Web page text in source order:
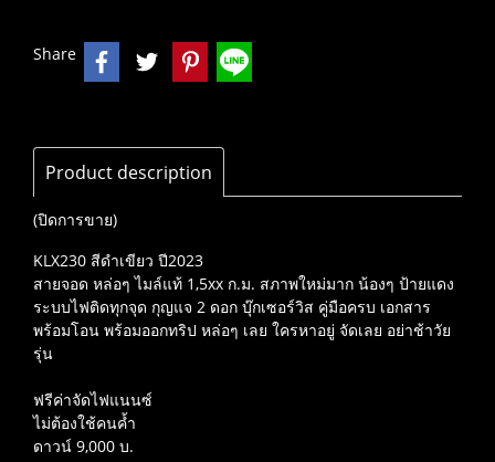
Share
Product description
(ปิดการขาย)
KLX230 สีดำเขียว ปี2023
สายจอด หล่อๆ ไมล์แท้ 1,5xx ก.ม. สภาพใหม่มาก น้องๆ ป้ายแดง
ระบบไฟติดทุกจุด กุญแจ 2 ดอก บุ๊กเซอร์วิส คู่มือครบ เอกสาร
พร้อมโอน พร้อมออกทริป หล่อๆ เลย ใครหาอยู่ จัดเลย อย่าช้าวัย
รุ่น
ฟรีค่าจัดไฟแนนซ์
ไม่ต้องใช้คนค้ำ
ดาวน์ 9,000 บ.